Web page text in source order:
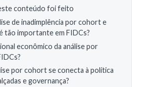
conteúdo foi feito
de inadimplência por cohort e
tão importante em FIDCs?
econômico da análise por
por cohort se conecta à política
e governança?